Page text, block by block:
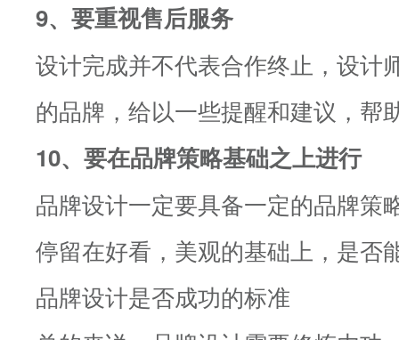
9、要重视售后服务
设计完成并不代表合作终止，设计
的品牌，给以一些提醒和建议，帮
10、要在品牌策略基础之上进行
品牌设计一定要具备一定的品牌策
停留在好看，美观的基础上，是否
品牌设计是否成功的标准